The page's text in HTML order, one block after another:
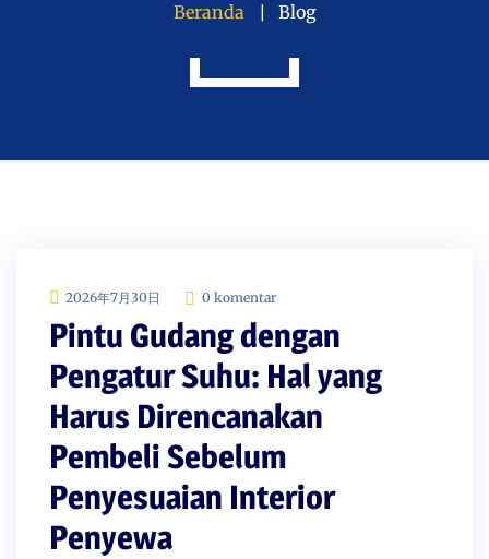
Beranda Blog
2026年7月30日 0 komentar
Pintu Gudang dengan
Pengatur Suhu: Hal yang
Harus Direncanakan
Pembeli Sebelum
Penyesuaian Interior
Penyewa